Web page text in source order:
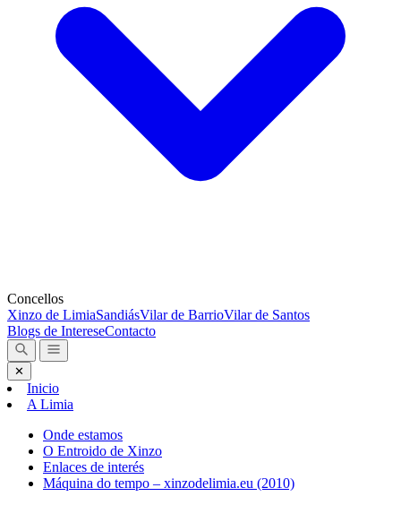
Concellos
Xinzo de LimiaSandiásVilar de BarrioVilar de Santos
Blogs de IntereseContacto
✕
Inicio
A Limia
Onde estamos
O Entroido de Xinzo
Enlaces de interés
Máquina do tempo – xinzodelimia.eu (2010)